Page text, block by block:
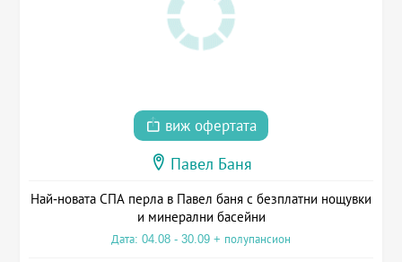
виж офертата
Павел Баня
Най-новата СПА перла в Павел баня с безплатни нощувки
и минерални басейни
Дата: 04.08 - 30.09 + полупансион